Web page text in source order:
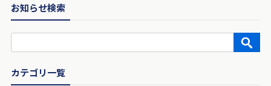
お知らせ検索
カテゴリ一覧